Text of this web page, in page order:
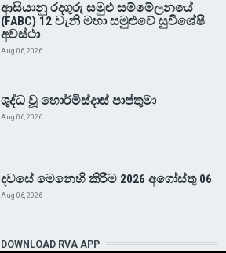
ආසියානු රදගුරු සමුළු සම්මේලනයේ
(FABC) 12 වැනි මහා සමුළුවේ සුවිශේෂී
අවස්ථා
Aug 06, 2026
ශුද්ධ වූ හොර්මිස්දාස් පාප්තුමා
Aug 06, 2026
දවසේ මෙනෙහි කිරීම 2026 අගෝස්තු 06
Aug 06, 2026
DOWNLOAD RVA APP